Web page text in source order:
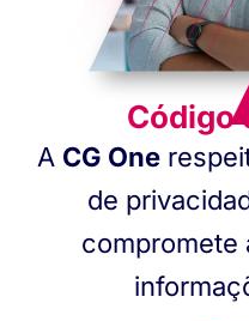
Código
A CG One
de
compromete